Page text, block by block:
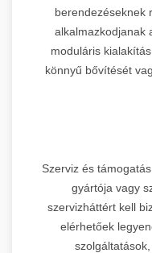
berendezéseknek
alkalmazkodjanak
moduláris
könnyű bővítését
Szerviz és
gyártója vagy
szervizháttért kell
elérhetőek